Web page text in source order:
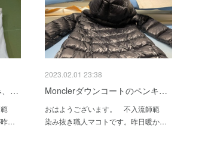
、…
範
昨…
2023.02.01 23:38
Monclerダウンコートのペンキ…
おはようございます。 不入流師範
染み抜き職人マコトです。昨日暖か…